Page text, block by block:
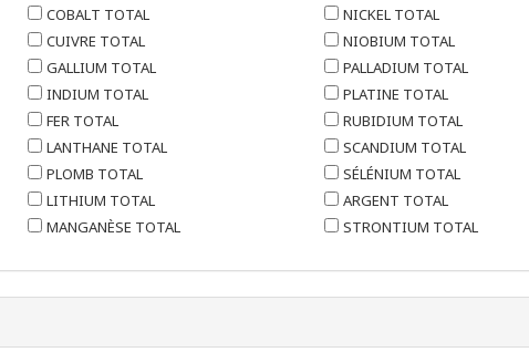
COBALT TOTAL
CUIVRE TOTAL
GALLIUM TOTAL
INDIUM TOTAL
FER TOTAL
LANTHANE TOTAL
PLOMB TOTAL
LITHIUM TOTAL
MANGANÈSE TOTAL
NICKEL TOTAL
NIOBIUM TOTAL
PALLADIUM TOTAL
PLATINE TOTAL
RUBIDIUM TOTAL
SCANDIUM TOTAL
SÉLÉNIUM TOTAL
ARGENT TOTAL
STRONTIUM TOTAL